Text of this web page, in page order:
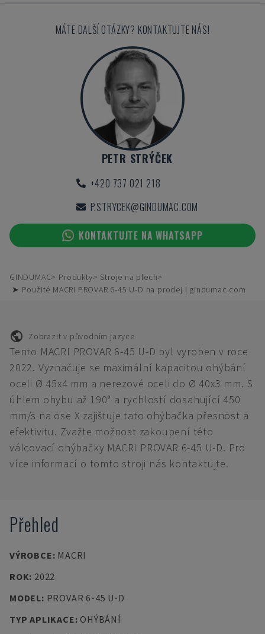
MÁTE DALŠÍ OTÁZKY? KONTAKTUJTE NÁS!
PETR STRÝČEK
+420 737 021 218
P.STRYCEK@GINDUMAC.COM
KONTAKTUJTE NA WHATSAPP
GINDUMAC Produkty
Stroje na plech
➤ Použité MACRI PROVAR 6-45 U-D na prodej | gindumac.com
Zobrazit v původním jazyce
Tento MACRI PROVAR 6-45 U-D byl vyroben v roce
2022. Vyznačuje se maximální kapacitou ohýbání
oceli Ø 45x4 mm a nerezové oceli do Ø 40x3 mm. S
úhlem ohybu až 190° a rychlostí dosahující 450
mm/s na ose X zajišťuje tato ohýbačka přesnost a
efektivitu. Zvažte možnost zakoupení této
válcovací ohýbačky MACRI PROVAR 6-45 U-D. Pro
více informací o tomto stroji nás kontaktujte.
Přehled
VÝROBCE: MACRI
ROK: 2022
MODEL: PROVAR 6-45 U-D
TYP APLIKACE: OHÝBÁNÍ